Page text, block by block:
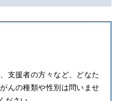
支援者の方々など、どなた
んの種類や性別は問いませ